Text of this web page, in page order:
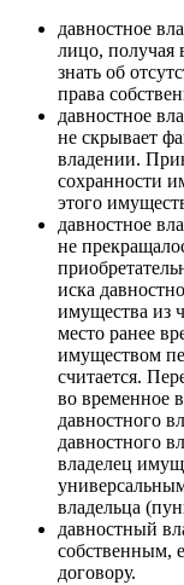
давностное
лицо, получая
знать об
права
давностное
не скрывает
владении.
сохранности
этого
давностное
не
иска
имущества из
место ранее
имуществом
считается.
во временное
давностного
давностного
владелец
владельца
давностный
собственным,
договору.